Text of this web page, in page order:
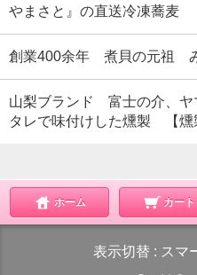
やまさと』の直送冷凍蕎麦
創業400余年 煮貝の元祖
山梨ブランド 富士の介、ヤ
タレで味付けした燻製 【燻
ホーム カート
表示切替 : スマ